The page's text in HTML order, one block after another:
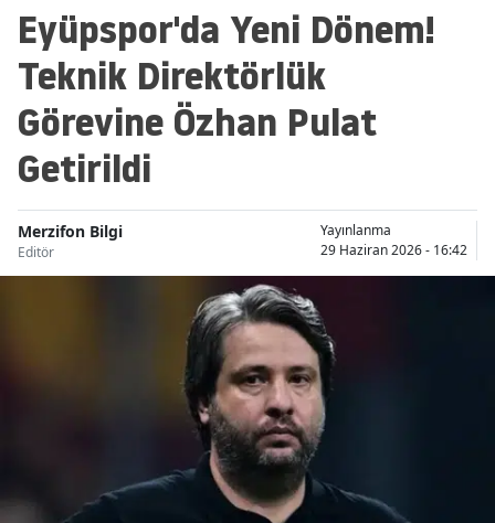
Eyüpspor'da Yeni Dönem!
Teknik Direktörlük
Görevine Özhan Pulat
Getirildi
Merzifon Bilgi
Editör
Yayınlanma
29 Haziran 2026 - 16:42